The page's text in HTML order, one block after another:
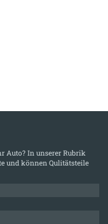
Auto? In unserer Rubrik
und können Qulitätsteile